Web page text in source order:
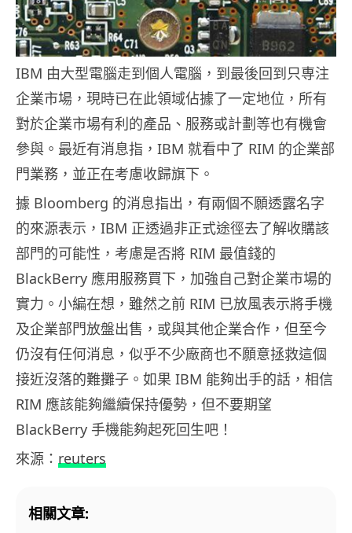
IBM 由大型電腦走到個人電腦，到最後回到只専注
企業市場，現時已在此領域佔據了一定地位，所有
對於企業市場有利的產品、服務或計劃等也有機會
參與。最近有消息指，IBM 就看中了 RIM 的企業部
門業務，並正在考慮收歸旗下。
據 Bloomberg 的消息指出，有兩個不願透露名字
的來源表示，IBM 正透過非正式途徑去了解收購該
部門的可能性，考慮是否將 RIM 最值錢的
BlackBerry 應用服務買下，加強自己對企業市場的
實力。小編在想，雖然之前 RIM 已放風表示將手機
及企業部門放盤出售，或與其他企業合作，但至今
仍沒有任何消息，似乎不少廠商也不願意拯救這個
接近沒落的難攤子。如果 IBM 能夠出手的話，相信
RIM 應該能夠繼續保持優勢，但不要期望
BlackBerry 手機能夠起死回生吧！
來源： reuters
相關文章: